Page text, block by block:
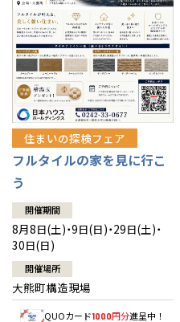
住まいの探検フェア
フルタイルの家を見に行こ
う
開催期間
8月8日(土)・9日(日)・29日(土)・
30日(日)
開催場所
大熊町構造現場
QUOカード1000円分進呈中！